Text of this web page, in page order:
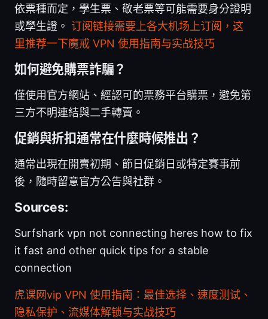
依票種而定，學生票、敬老票等可能需要身分證明
或學生證。 订阅链接需要上各大机场上订阅，这
里推荐一下魔戒 VPN 使用指南与实战技巧
如何避免購票詐騙？
僅使用官方網站、經認可的票務平台購票，避免第
三方不明連結與二手轉賣。
促銷與折扣通常在什麼時候推出？
通常出現在開賣初期、節日促銷日或特定賽事前
後，隨時留意官方公告與社群。
Sources:
Surfshark vpn not connecting heres how to fix
it fast and other quick tips for a stable
connection
虎课网vip VPN 使用指南：最佳选择、速度测试、
隐私保护、流媒体解锁与实战技巧